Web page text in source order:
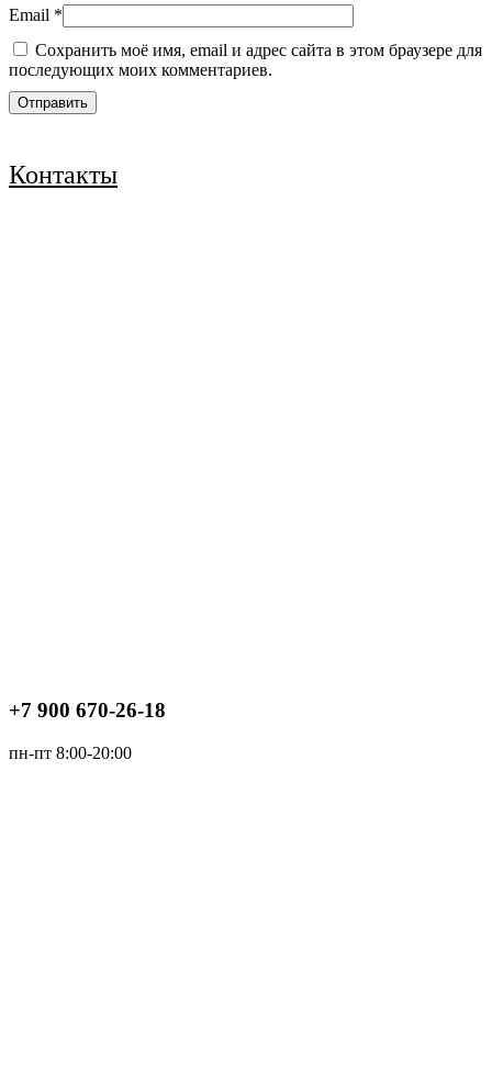
Email *
Сохранить моё имя, email и адрес сайта в этом браузере для
последующих моих комментариев.
Контакты
+7 900 670-26-18
пн-пт 8:00-20:00